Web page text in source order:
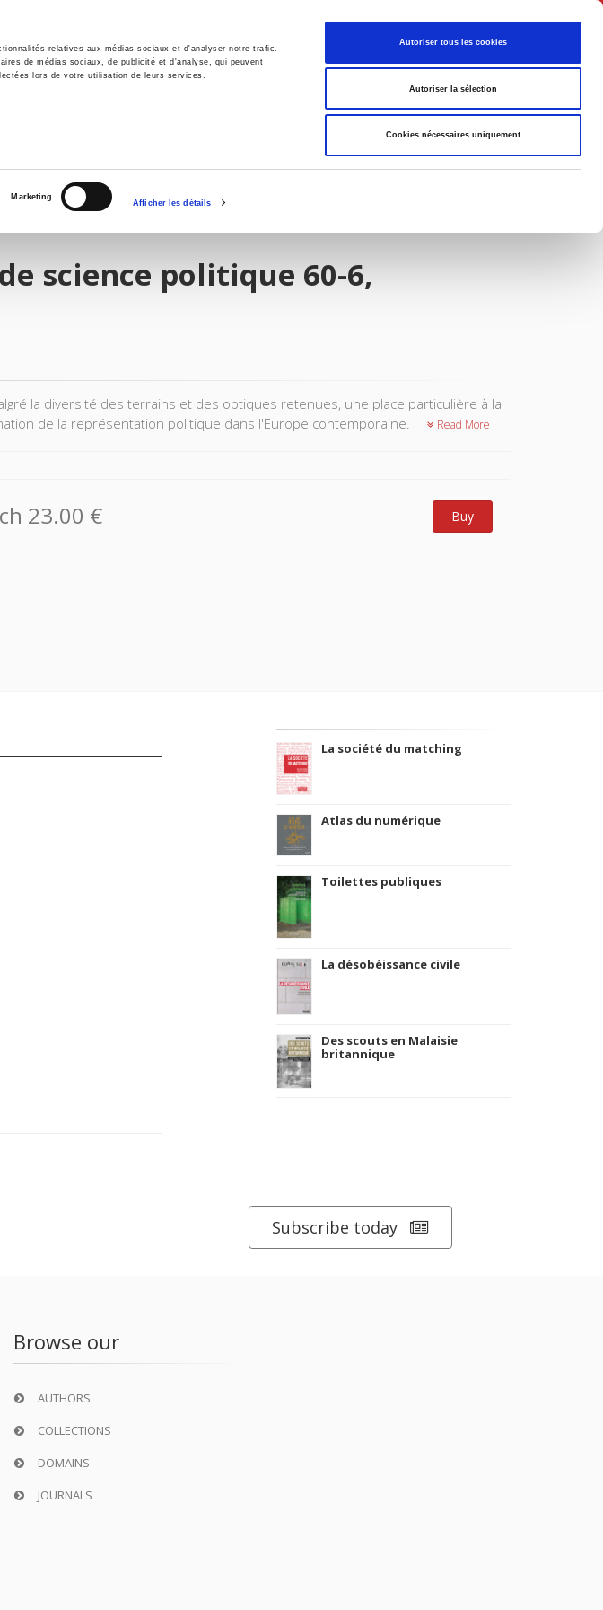
relatives aux médias sociaux et d'analyser notre trafic.
de médias sociaux, de publicité et d'analyse, qui peuvent
lors de votre utilisation de leurs services.
Marketing
Afficher les détails
Autoriser tous les cookies
Autoriser la sélection
Cookies nécessaires uniquement
English
International Politics
science politique 60-6,
la diversité des terrains et des optiques retenues, une place particulière à la
de la représentation politique dans l'Europe contemporaine.
Read More
23.00 € Buy
La société du matching
Atlas du numérique
Toilettes publiques
La désobéissance civile
Des scouts en Malaisie
britannique
Subscribe today
Browse our
AUTHORS
COLLECTIONS
DOMAINS
JOURNALS